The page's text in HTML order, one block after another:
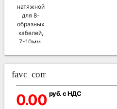
favorite_border
compare_arrows
0.00 руб. с НДС